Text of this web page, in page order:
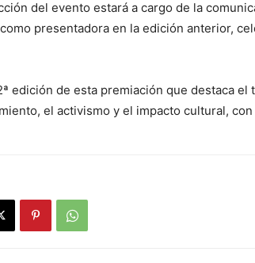
del evento estará a cargo de la
presentadora en la edición anterior,
edición de esta premiación que destaca
el activismo y el impacto cultural,